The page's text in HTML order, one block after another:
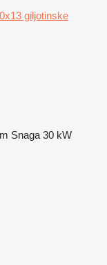
giljotinske
Snaga 30 kW